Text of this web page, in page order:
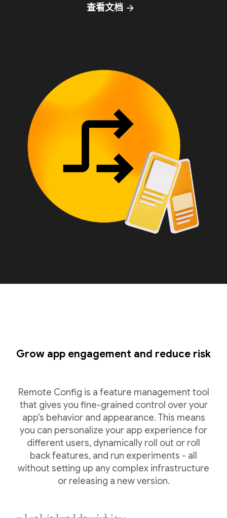
查看文档 arrow_forward
Grow app engagement and reduce risk
Remote Config is a feature management tool
that gives you fine-grained control over your
app's behavior and appearance. This means
you can personalize your app experience for
different users, dynamically roll out or roll
back features, and run experiments - all
without setting up any complex infrastructure
or releasing a new version.